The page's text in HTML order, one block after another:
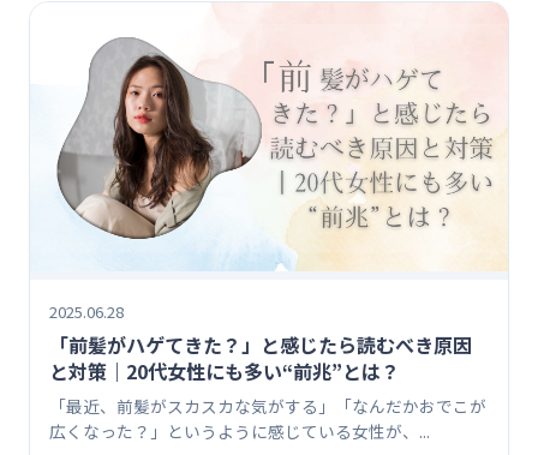
2025.06.28
「前髪がハゲてきた？」と感じたら読むべき原因
と対策｜20代女性にも多い“前兆”とは？
「最近、前髪がスカスカな気がする」「なんだかおでこが
広くなった？」というように感じている女性が、...